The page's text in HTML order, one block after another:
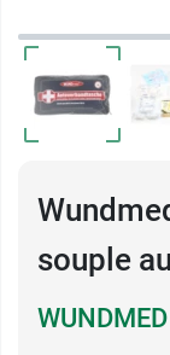
souple
WUNDMED